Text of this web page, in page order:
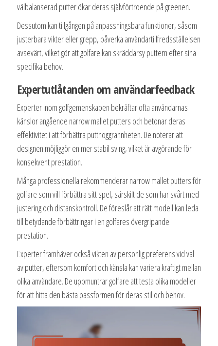
välbalanserad putter ökar deras självförtroende på greenen.
Dessutom kan tillgången på anpassningsbara funktioner, såsom
justerbara vikter eller grepp, påverka användartillfredsställelsen
avsevärt, vilket gör att golfare kan skräddarsy puttern efter sina
specifika behov.
Expertutlåtanden om användarfeedback
Experter inom golfgemenskapen bekräftar ofta användarnas
känslor angående narrow mallet putters och betonar deras
effektivitet i att förbättra puttnoggrannheten. De noterar att
designen möjliggör en mer stabil sving, vilket är avgörande för
konsekvent prestation.
Många professionella rekommenderar narrow mallet putters för
golfare som vill förbättra sitt spel, särskilt de som har svårt med
justering och distanskontroll. De föreslår att rätt modell kan leda
till betydande förbättringar i en golfares övergripande
prestation.
Experter framhäver också vikten av personlig preferens vid val
av putter, eftersom komfort och känsla kan variera kraftigt mellan
olika användare. De uppmuntrar golfare att testa olika modeller
för att hitta den bästa passformen för deras stil och behov.